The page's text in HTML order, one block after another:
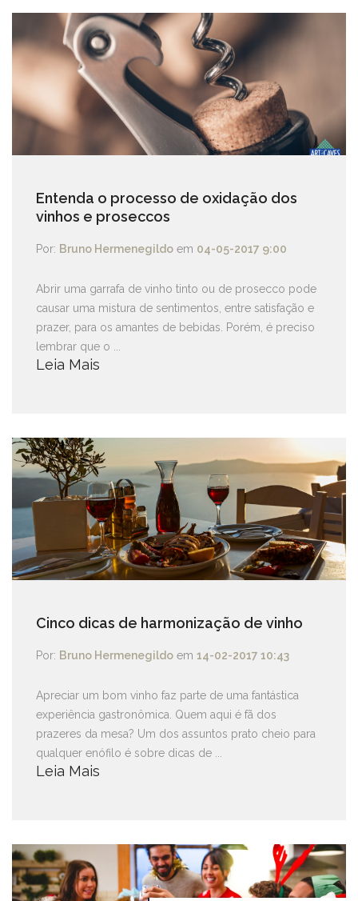
Entenda o processo de oxidação dos
vinhos e proseccos
Por: Bruno Hermenegildo em 04-05-2017 9:00
Abrir uma garrafa de vinho tinto ou de prosecco pode
causar uma mistura de sentimentos, entre satisfação e
prazer, para os amantes de bebidas. Porém, é preciso
lembrar que o ...
Leia Mais
Cinco dicas de harmonização de vinho
Por: Bruno Hermenegildo em 14-02-2017 10:43
Apreciar um bom vinho faz parte de uma fantástica
experiência gastronômica. Quem aqui é fã dos
prazeres da mesa? Um dos assuntos prato cheio para
qualquer enófilo é sobre dicas de ...
Leia Mais